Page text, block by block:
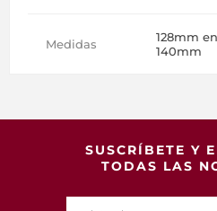
Medidas
128mm
140mm
SUSCRÍBETE Y
TODAS LAS